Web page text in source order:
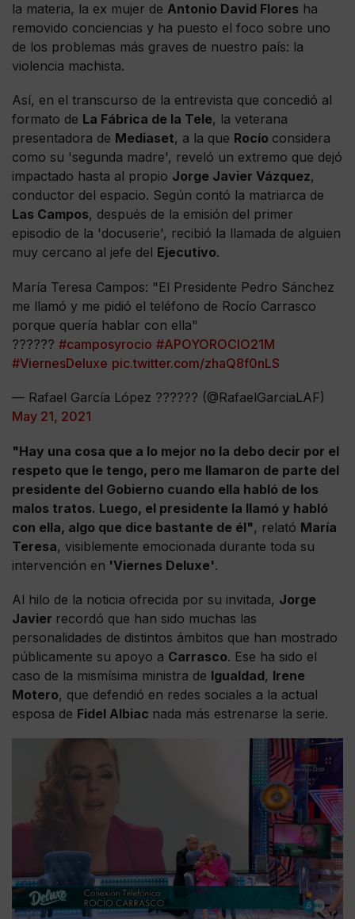
la materia, la ex mujer de Antonio David Flores ha
removido conciencias y ha puesto el foco sobre uno
de los problemas más graves de nuestro país: la
violencia machista.
Así, en el transcurso de la entrevista que concedió al
formato de La Fábrica de la Tele, la veterana
presentadora de Mediaset, a la que Rocío considera
como su 'segunda madre', reveló un extremo que dejó
impactado hasta al propio Jorge Javier Vázquez,
conductor del espacio. Según contó la matriarca de
Las Campos, después de la emisión del primer
episodio de la 'docuserie', recibió la llamada de alguien
muy cercano al jefe del Ejecutivo.
María Teresa Campos: "El Presidente Pedro Sánchez
me llamó y me pidió el teléfono de Rocío Carrasco
porque quería hablar con ella"
?????? #camposyrocio #APOYOROCIO21M
#ViernesDeluxe pic.twitter.com/zhaQ8f0nLS
— Rafael García López ?????? (@RafaelGarciaLAF)
May 21, 2021
"Hay una cosa que a lo mejor no la debo decir por el
respeto que le tengo, pero me llamaron de parte del
presidente del Gobierno cuando ella habló de los
malos tratos. Luego, el presidente la llamó y habló
con ella, algo que dice bastante de él", relató María
Teresa, visiblemente emocionada durante toda su
intervención en 'Viernes Deluxe'.
Al hilo de la noticia ofrecida por su invitada, Jorge
Javier recordó que han sido muchas las
personalidades de distintos ámbitos que han mostrado
públicamente su apoyo a Carrasco. Ese ha sido el
caso de la mismísima ministra de Igualdad, Irene
Motero, que defendió en redes sociales a la actual
esposa de Fidel Albiac nada más estrenarse la serie.